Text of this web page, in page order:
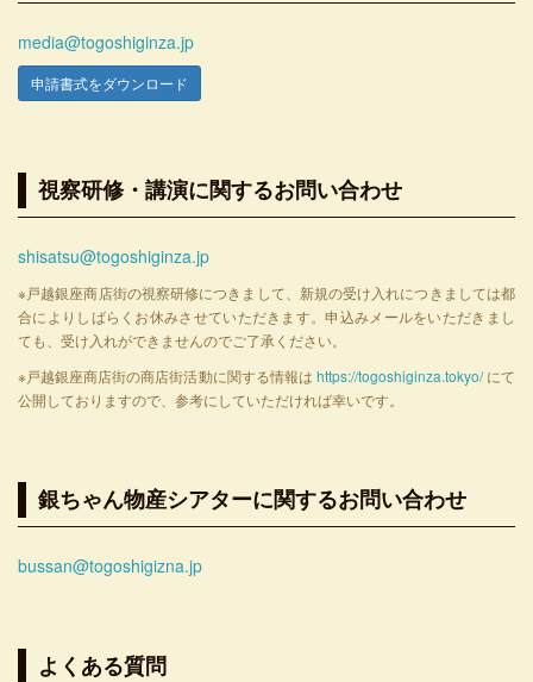
media@togoshiginza.jp
申請書式をダウンロード
視察研修・講演に関するお問い合わせ
shisatsu@togoshiginza.jp
※戸越銀座商店街の視察研修につきまして、新規の受け入れにつきましては都
合によりしばらくお休みさせていただきます。申込みメールをいただきまし
ても、受け入れができませんのでご了承ください。
※戸越銀座商店街の商店街活動に関する情報は https://togoshiginza.tokyo/にて
公開しておりますので、参考にしていただければ幸いです。
銀ちゃん物産シアターに関するお問い合わせ
bussan@togoshigizna.jp
よくある質問